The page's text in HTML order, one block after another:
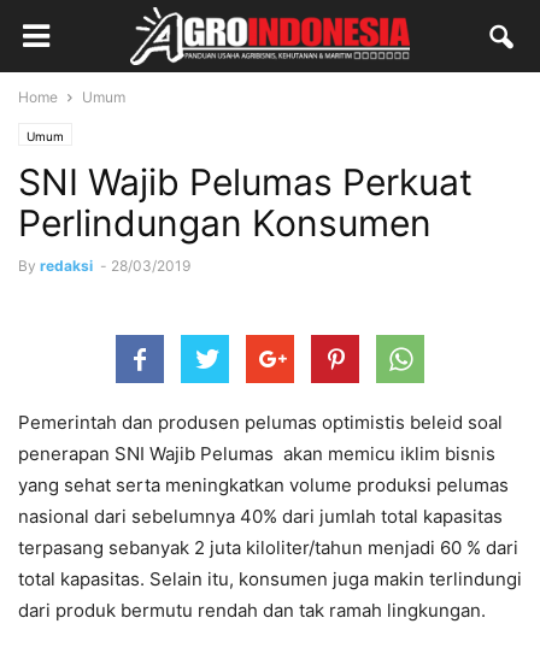
Home Umum
Umum
SNI Wajib Pelumas Perkuat
Perlindungan Konsumen
By redaksi - 28/03/2019
Pemerintah dan produsen pelumas optimistis beleid soal
penerapan SNI Wajib Pelumas akan memicu iklim bisnis
yang sehat serta meningkatkan volume produksi pelumas
nasional dari sebelumnya 40% dari jumlah total kapasitas
terpasang sebanyak 2 juta kiloliter/tahun menjadi 60 % dari
total kapasitas. Selain itu, konsumen juga makin terlindungi
dari produk bermutu rendah dan tak ramah lingkungan.